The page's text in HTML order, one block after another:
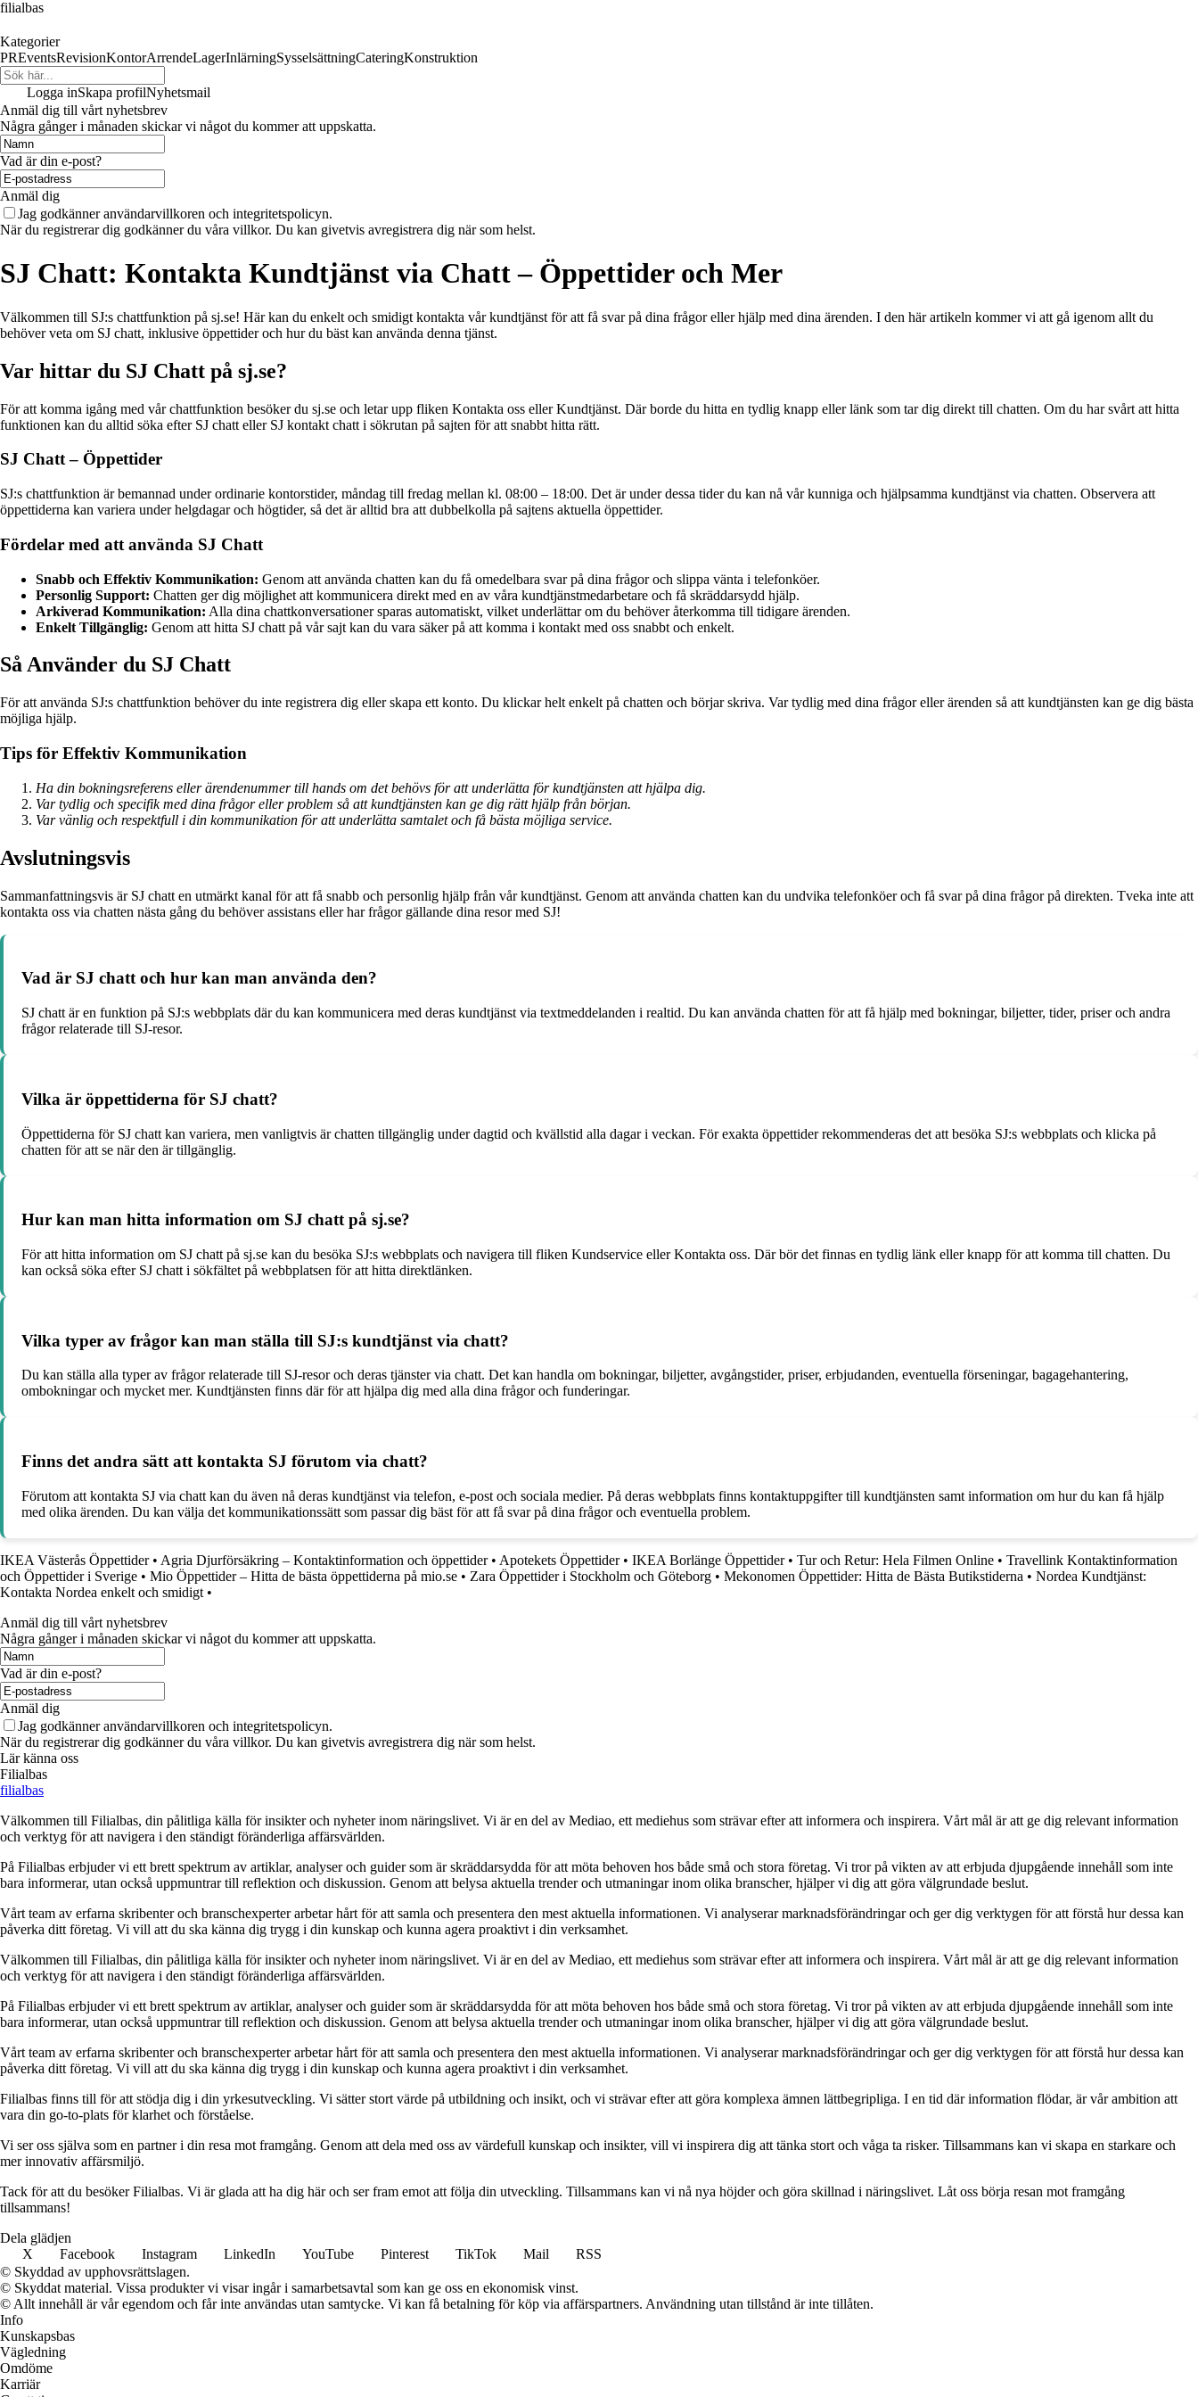
filialbas
Kategorier
PREventsRevisionKontorArrendeLagerInlärningSysselsättningCateringKonstruktion
Logga inSkapa profilNyhetsmail
Anmäl dig till vårt nyhetsbrev
Några gånger i månaden skickar vi något du kommer att uppskatta.
Vad är din e-post?
Anmäl dig
Jag godkänner användarvillkoren och integritetspolicyn.
När du registrerar dig godkänner du våra villkor. Du kan givetvis avregistrera dig när som helst.
SJ Chatt: Kontakta Kundtjänst via Chatt – Öppettider och Mer
Välkommen till SJ:s chattfunktion på sj.se! Här kan du enkelt och smidigt kontakta vår kundtjänst för att få svar på dina frågor eller hjälp med dina ärenden. I den här artikeln kommer vi att gå igenom allt du
behöver veta om SJ chatt, inklusive öppettider och hur du bäst kan använda denna tjänst.
Var hittar du SJ Chatt på sj.se?
För att komma igång med vår chattfunktion besöker du sj.se och letar upp fliken Kontakta oss eller Kundtjänst. Där borde du hitta en tydlig knapp eller länk som tar dig direkt till chatten. Om du har svårt att hitta
funktionen kan du alltid söka efter SJ chatt eller SJ kontakt chatt i sökrutan på sajten för att snabbt hitta rätt.
SJ Chatt – Öppettider
SJ:s chattfunktion är bemannad under ordinarie kontorstider, måndag till fredag mellan kl. 08:00 – 18:00. Det är under dessa tider du kan nå vår kunniga och hjälpsamma kundtjänst via chatten. Observera att
öppettiderna kan variera under helgdagar och högtider, så det är alltid bra att dubbelkolla på sajtens aktuella öppettider.
Fördelar med att använda SJ Chatt
Snabb och Effektiv Kommunikation: Genom att använda chatten kan du få omedelbara svar på dina frågor och slippa vänta i telefonköer.
Personlig Support: Chatten ger dig möjlighet att kommunicera direkt med en av våra kundtjänstmedarbetare och få skräddarsydd hjälp.
Arkiverad Kommunikation: Alla dina chattkonversationer sparas automatiskt, vilket underlättar om du behöver återkomma till tidigare ärenden.
Enkelt Tillgänglig: Genom att hitta SJ chatt på vår sajt kan du vara säker på att komma i kontakt med oss snabbt och enkelt.
Så Använder du SJ Chatt
För att använda SJ:s chattfunktion behöver du inte registrera dig eller skapa ett konto. Du klickar helt enkelt på chatten och börjar skriva. Var tydlig med dina frågor eller ärenden så att kundtjänsten kan ge dig bästa
möjliga hjälp.
Tips för Effektiv Kommunikation
Ha din bokningsreferens eller ärendenummer till hands om det behövs för att underlätta för kundtjänsten att hjälpa dig.
Var tydlig och specifik med dina frågor eller problem så att kundtjänsten kan ge dig rätt hjälp från början.
Var vänlig och respektfull i din kommunikation för att underlätta samtalet och få bästa möjliga service.
Avslutningsvis
Sammanfattningsvis är SJ chatt en utmärkt kanal för att få snabb och personlig hjälp från vår kundtjänst. Genom att använda chatten kan du undvika telefonköer och få svar på dina frågor på direkten. Tveka inte att
kontakta oss via chatten nästa gång du behöver assistans eller har frågor gällande dina resor med SJ!
Vad är SJ chatt och hur kan man använda den?
SJ chatt är en funktion på SJ:s webbplats där du kan kommunicera med deras kundtjänst via textmeddelanden i realtid. Du kan använda chatten för att få hjälp med bokningar, biljetter, tider, priser och andra
frågor relaterade till SJ-resor.
Vilka är öppettiderna för SJ chatt?
Öppettiderna för SJ chatt kan variera, men vanligtvis är chatten tillgänglig under dagtid och kvällstid alla dagar i veckan. För exakta öppettider rekommenderas det att besöka SJ:s webbplats och klicka på
chatten för att se när den är tillgänglig.
Hur kan man hitta information om SJ chatt på sj.se?
För att hitta information om SJ chatt på sj.se kan du besöka SJ:s webbplats och navigera till fliken Kundservice eller Kontakta oss. Där bör det finnas en tydlig länk eller knapp för att komma till chatten. Du
kan också söka efter SJ chatt i sökfältet på webbplatsen för att hitta direktlänken.
Vilka typer av frågor kan man ställa till SJ:s kundtjänst via chatt?
Du kan ställa alla typer av frågor relaterade till SJ-resor och deras tjänster via chatt. Det kan handla om bokningar, biljetter, avgångstider, priser, erbjudanden, eventuella förseningar, bagagehantering,
ombokningar och mycket mer. Kundtjänsten finns där för att hjälpa dig med alla dina frågor och funderingar.
Finns det andra sätt att kontakta SJ förutom via chatt?
Förutom att kontakta SJ via chatt kan du även nå deras kundtjänst via telefon, e-post och sociala medier. På deras webbplats finns kontaktuppgifter till kundtjänsten samt information om hur du kan få hjälp
med olika ärenden. Du kan välja det kommunikationssätt som passar dig bäst för att få svar på dina frågor och eventuella problem.
IKEA Västerås Öppettider• Agria Djurförsäkring – Kontaktinformation och öppettider• Apotekets Öppettider• IKEA Borlänge Öppettider• Tur och Retur: Hela Filmen Online • Travellink Kontaktinformation
och Öppettider i Sverige • Mio Öppettider – Hitta de bästa öppettiderna på mio.se • Zara Öppettider i Stockholm och Göteborg • Mekonomen Öppettider: Hitta de Bästa Butikstiderna • Nordea Kundtjänst:
Kontakta Nordea enkelt och smidigt •
Anmäl dig till vårt nyhetsbrev
Några gånger i månaden skickar vi något du kommer att uppskatta.
Vad är din e-post?
Anmäl dig
Jag godkänner användarvillkoren och integritetspolicyn.
När du registrerar dig godkänner du våra villkor. Du kan givetvis avregistrera dig när som helst.
Lär känna oss
Filialbas
filialbas
Välkommen till Filialbas, din pålitliga källa för insikter och nyheter inom näringslivet. Vi är en del av Mediao, ett mediehus som strävar efter att informera och inspirera. Vårt mål är att ge dig relevant information
och verktyg för att navigera i den ständigt föränderliga affärsvärlden.
På Filialbas erbjuder vi ett brett spektrum av artiklar, analyser och guider som är skräddarsydda för att möta behoven hos både små och stora företag. Vi tror på vikten av att erbjuda djupgående innehåll som inte
bara informerar, utan också uppmuntrar till reflektion och diskussion. Genom att belysa aktuella trender och utmaningar inom olika branscher, hjälper vi dig att göra välgrundade beslut.
Vårt team av erfarna skribenter och branschexperter arbetar hårt för att samla och presentera den mest aktuella informationen. Vi analyserar marknadsförändringar och ger dig verktygen för att förstå hur dessa kan
påverka ditt företag. Vi vill att du ska känna dig trygg i din kunskap och kunna agera proaktivt i din verksamhet.
Välkommen till Filialbas, din pålitliga källa för insikter och nyheter inom näringslivet. Vi är en del av Mediao, ett mediehus som strävar efter att informera och inspirera. Vårt mål är att ge dig relevant information
och verktyg för att navigera i den ständigt föränderliga affärsvärlden.
På Filialbas erbjuder vi ett brett spektrum av artiklar, analyser och guider som är skräddarsydda för att möta behoven hos både små och stora företag. Vi tror på vikten av att erbjuda djupgående innehåll som inte
bara informerar, utan också uppmuntrar till reflektion och diskussion. Genom att belysa aktuella trender och utmaningar inom olika branscher, hjälper vi dig att göra välgrundade beslut.
Vårt team av erfarna skribenter och branschexperter arbetar hårt för att samla och presentera den mest aktuella informationen. Vi analyserar marknadsförändringar och ger dig verktygen för att förstå hur dessa kan
påverka ditt företag. Vi vill att du ska känna dig trygg i din kunskap och kunna agera proaktivt i din verksamhet.
Filialbas finns till för att stödja dig i din yrkesutveckling. Vi sätter stort värde på utbildning och insikt, och vi strävar efter att göra komplexa ämnen lättbegripliga. I en tid där information flödar, är vår ambition att
vara din go-to-plats för klarhet och förståelse.
Vi ser oss själva som en partner i din resa mot framgång. Genom att dela med oss av värdefull kunskap och insikter, vill vi inspirera dig att tänka stort och våga ta risker. Tillsammans kan vi skapa en starkare och
mer innovativ affärsmiljö.
Tack för att du besöker Filialbas. Vi är glada att ha dig här och ser fram emot att följa din utveckling. Tillsammans kan vi nå nya höjder och göra skillnad i näringslivet. Låt oss börja resan mot framgång
tillsammans!
Dela glädjen
X
Facebook Instagram LinkedIn YouTube Pinterest TikTok Mail
RSS
© Skyddad av upphovsrättslagen.
© Skyddat material. Vissa produkter vi visar ingår i samarbetsavtal som kan ge oss en ekonomisk vinst.
© Allt innehåll är vår egendom och får inte användas utan samtycke. Vi kan få betalning för köp via affärspartners. Användning utan tillstånd är inte tillåten.
Info
Kunskapsbas
Vägledning
Omdöme
Karriär